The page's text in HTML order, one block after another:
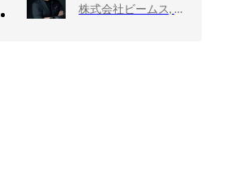
株式会社ビームス, ディレクターズルーム エグゼクティブディレクター